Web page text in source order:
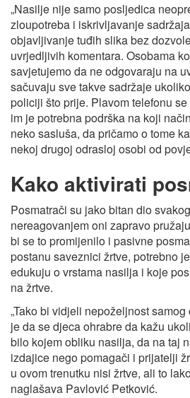
„Nasilje nije samo posljedica
zloupotreba i iskrivljavanje
objavljivanje tuđih slika bez
uvrjedljivih komentara. Osobama
savjetujemo da ne odgovaraju na
sačuvaju sve takve sadržaje
policiji što prije. Plavom telefonu
im je potrebna podrška na koji
neko sasluša, da pričamo o tome
nekoj drugoj odrasloj osobi od
Kako aktivirati
Posmatrači su jako bitan dio
nereagovanjem oni zapravo
bi se to promijenilo i pasivne
postanu saveznici žrtve, potrebno
edukuju o vrstama nasilja i koje
na žrtve.
„Tako bi vidjeli nepoželjnost
je da se djeca ohrabre da kažu
bilo kojem obliku nasilja, da na taj
izdajice nego pomagači i prijatelji
u ovom trenutku nisi žrtve, ali to
naglašava Pavlović Petković.